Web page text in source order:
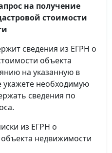
на получение
стоимости
сведения из ЕГРН о
объекта
на указанную в
укажете необходимую
сведения по
из ЕГРН о
недвижимости